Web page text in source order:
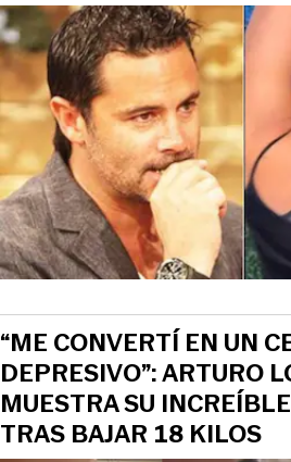
“ME CONVERTÍ EN UN
DEPRESIVO”: ARTURO
MUESTRA SU
TRAS BAJAR 18 KILOS